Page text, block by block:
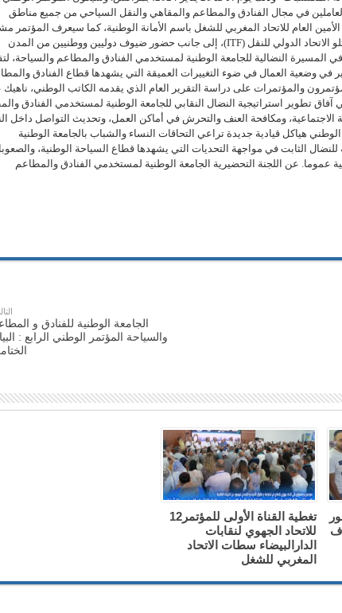
أكثر من 400 مؤتمر ومؤتمرة يمثلون العاملين في مجال الفنادق والمطاعم والمقاهي والنقل السياحي من جميع مناطق
العام للاتحاد المغربي للشغل باسم الأمانة الوطنية، كما سيعرف المؤتمر
العديد من الوفود الأجنبية الصديقة في مقدمتهم ممثلو مركز التضامن، وممثلو الاتحاد الدولي للنقل (ITF)، إلى جانب حضور ضيوف دوليين ووطنيين من المدن
النضالية للجامعة الوطنية لمستخدمي الفنادق والمطاعم والسياحة،
في وضعية العمال في ضوء التغييرات العميقة التي يشهدها قطاع الفنادق
والمؤتمرات على دراسة التقرير العام الذي يقدمه الكاتب الوطني،
تطوير استراتيجية النضال النقابي للجامعة الوطنية لمستخدمي الفنادق
ومكافحة العنف والتحرش في أماكن العمل، وتحديث التواصل داخل
هياكل قيادية جديدة تراعي التحاقات النساء والشباب بالجامعة الوطنية
الثابت في مواجهة التحديات التي يشهدها قطاع السياحة الوطنية،
عموما. عن اللجنة التحضيرية الجامعة الوطنية لمستخدمي الفنادق والمطاعم
الجامعة الوطنية للفنادق و
والسياحة المؤتمر الوطني الرابع :
تغطية القناة الأولى للمؤتمر12
للاتحاد الجهوي لنقابات
الدارالبيضاء سطات الاتحاد
المغربي للشغل